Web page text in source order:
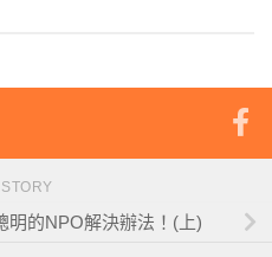
明的NPO解決辦法！(上)